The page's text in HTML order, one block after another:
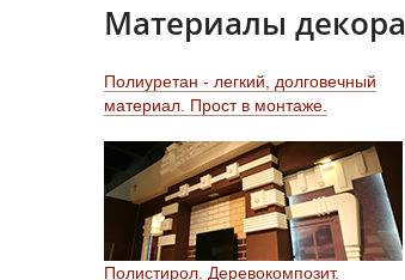
Материалы декора
Полиуретан - легкий, долговечный
материал. Прост в монтаже.
Полистирол. Деревокомпозит.